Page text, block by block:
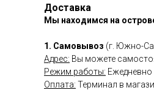
Доставка
Мы находимся на
1. Самовывоз (г. Южно-
Адрес: Вы можете
Режим работы: Ежедневно
Оплата: Терминал в